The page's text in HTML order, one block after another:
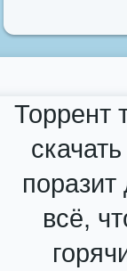
Торрент
всё,